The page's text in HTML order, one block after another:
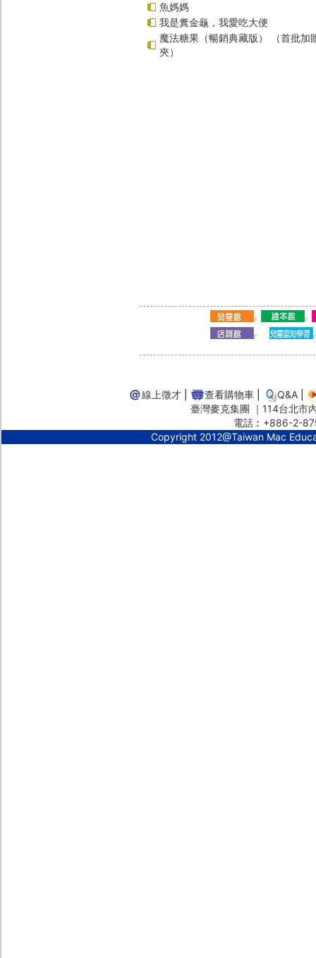
魚媽媽
我是糞金龜，我愛吃大便
魔法糖果（暢銷典藏版） （首批加
夾）
線上徵才 查看購物車 Q&A
臺灣麥克集團 ｜114台北
電話︰+886-2-
Copyright 2012@Taiwan Mac